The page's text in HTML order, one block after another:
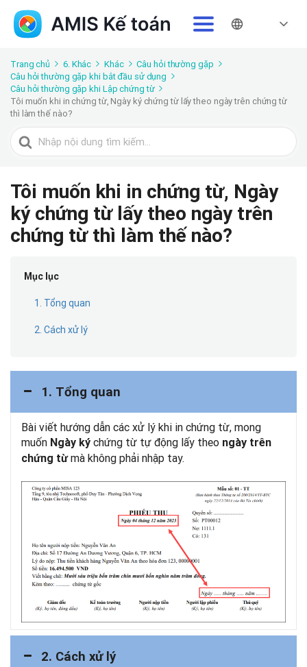
Trang chủ 6. Khác Khác
Câu hỏi thường gặp
Câu hỏi thường gặp khi bắt đầu sử dụng
Câu hỏi thường gặp khi Lập chứng từ
Tôi muốn khi in chứng từ, Ngày ký chứng từ lấy theo ngày trên chứng từ
thì làm thế nào?
Tìm
kiếm
Tôi muốn khi in chứng từ, Ngày
ký chứng từ lấy theo ngày trên
chứng từ thì làm thế nào?
Mục lục
1. Tổng quan
2. Cách xử lý
1. Tổng quan
Bài viết hướng dẫn các xử lý khi in chứng từ, mong
muốn Ngày ký chứng từ tự động lấy theo ngày trên
chứng từmà không phải nhập tay.
2. Cách xử lý